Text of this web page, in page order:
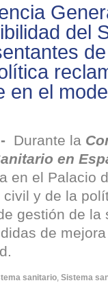
del
en el
Durante la
en
en el Palacio
y de la
gestión de la
de
sanitario Sistema